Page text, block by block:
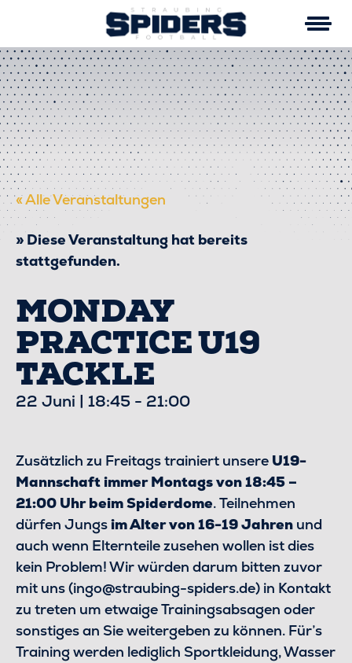
content
« Alle Veranstaltungen
Diese Veranstaltung hat bereits
stattgefunden.
MONDAY
PRACTICE U19
TACKLE
22 Juni | 18:45 - 21:00
Zusätzlich zu Freitags trainiert unsere U19-
Mannschaft immer Montagsvon 18:45 –
21:00 Uhr beim Spiderdome. Teilnehmen
dürfen Jungsim Alter von 16-19 Jahren und
auch wenn Elternteile zusehen wollen ist dies
kein Problem! Wir würden darum bitten zuvor
mit uns (ingo@straubing-spiders.de) in Kontakt
zu treten um etwaige Trainingsabsagen oder
sonstiges an Sie weitergeben zu können. Für’s
Training werden lediglich Sportkleidung, Wasser